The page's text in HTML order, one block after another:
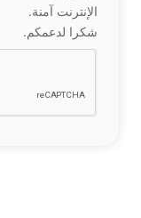
الإنترنت آمنة.
شكرا لدعمكم.